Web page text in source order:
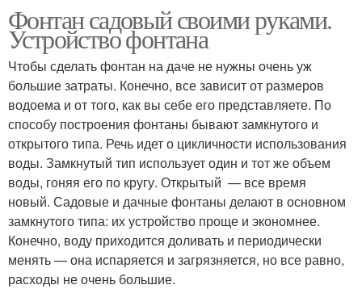
Фонтан садовый своими руками.
Устройство фонтана
Чтобы сделать фонтан на даче не нужны очень уж
большие затраты. Конечно, все зависит от размеров
водоема и от того, как вы себе его представляете. По
способу построения фонтаны бывают замкнутого и
открытого типа. Речь идет о цикличности использования
воды. Замкнутый тип использует один и тот же объем
воды, гоняя его по кругу. Открытый — все время
новый. Садовые и дачные фонтаны делают в основном
замкнутого типа: их устройство проще и экономнее.
Конечно, воду приходится доливать и периодически
менять — она испаряется и загрязняется, но все равно,
расходы не очень большие.